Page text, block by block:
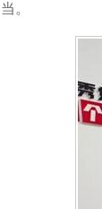
当。